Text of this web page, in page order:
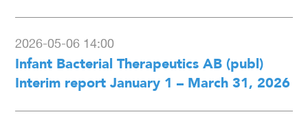
2026-05-06 14:00
Infant Bacterial Therapeutics AB (publ)
Interim report January 1 – March 31, 2026